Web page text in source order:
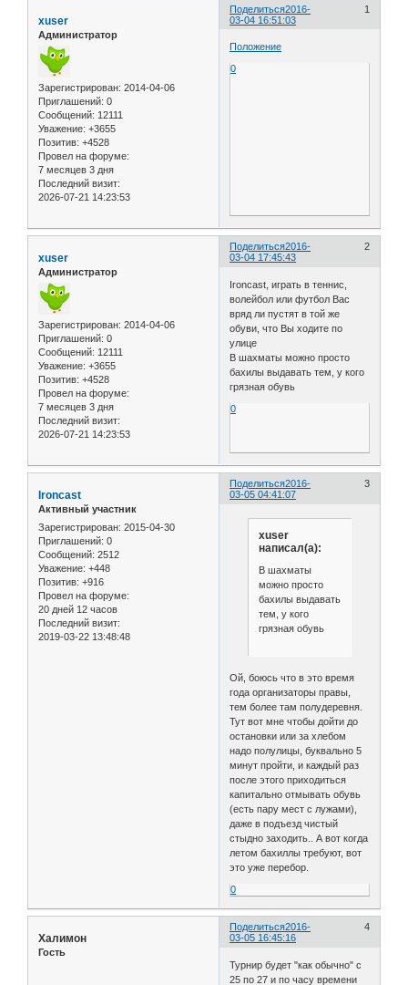
Поделиться 1
2016-
03-04 16:51:03
xuser
Администратор
Зарегистрирован: 2014-04-06
Приглашений: 0
Сообщений: 12111
Уважение: +3655
Позитив: +4528
Провел на форуме:
7 месяцев 3 дня
Последний визит:
2026-07-21 14:23:53
Положение
0
Поделиться 2
2016-
03-04 17:45:43
xuser
Администратор
Зарегистрирован: 2014-04-06
Приглашений: 0
Сообщений: 12111
Уважение: +3655
Позитив: +4528
Провел на форуме:
7 месяцев 3 дня
Последний визит:
2026-07-21 14:23:53
Ironcast, играть в теннис,
волейбол или футбол Вас
вряд ли пустят в той же
обуви, что Вы ходите по
улице
В шахматы можно просто
бахилы выдавать тем, у кого
грязная обувь
0
Поделиться 3
2016-
03-05 04:41:07
Ironcast
Активный участник
Зарегистрирован: 2015-04-30
Приглашений: 0
Сообщений: 2512
Уважение: +448
Позитив: +916
Провел на форуме:
20 дней 12 часов
Последний визит:
2019-03-22 13:48:48
xuser
написал(а):
В шахматы
можно просто
бахилы выдавать
тем, у кого
грязная обувь
Ой, боюсь что в это время
года организаторы правы,
тем более там полудеревня.
Тут вот мне чтобы дойти до
остановки или за хлебом
надо полулицы, буквально 5
минут пройти, и каждый раз
после этого приходиться
капитально отмывать обувь
(есть пару мест с лужами),
даже в подъезд чистый
стыдно заходить.. А вот когда
летом бахиллы требуют, вот
это уже перебор.
0
Поделиться 4
2016-
03-05 16:45:16
Халимон
Гость
Турнир будет "как обычно" с
25 по 27 и по часу времени